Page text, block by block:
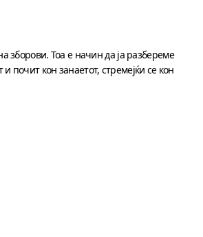
зборови. Тоа е начин да ја разбереме
почит кон занаетот, стремејќи се кон